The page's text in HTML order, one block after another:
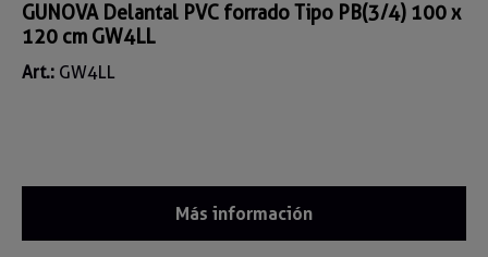
GUNOVA Delantal PVC forrado Tipo PB(3/4) 100 x
120 cm GW4LL
Art.: GW4LL
Más información